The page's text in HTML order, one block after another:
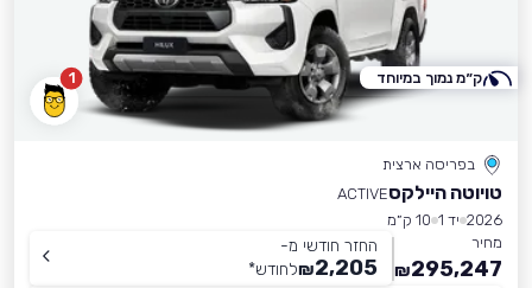
1
בפריסה ארצית
טויוטה היילקסACTIVE
2026 יד 1
10 ק״מ
מחיר
295,247
₪
החזר חודשי מ-
2,205
₪לחודש*
ק״מ נמוך במיוחד